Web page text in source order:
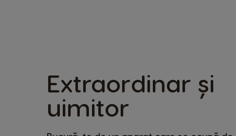
Extraordinar și
uimitor